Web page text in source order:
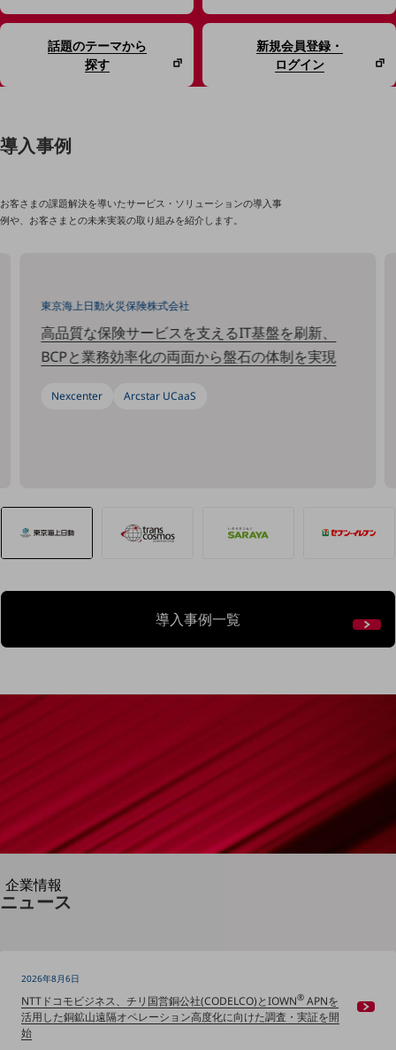
課題やニーズに合ったサービスをご紹介し、
中堅中小企業のビジネスをサポート！
お悩みから見つける
お悩みから見つけるTOP
リモート・ハイブリッドワーク
セキュリティ
業界から見つけるTOP
小売・卸売業
ゲーム感覚で見つける
ビジネスお悩み診断
モバイル・ICTサービスをオンラインで
相談・申し込みができるバーチャルショップ
はじめての方へ
100回線以上のお問い合わせ・お見積りはこちら
別ウィンドウで開きます
企業情報
企業情報TOP
組織
沿革
社長からのご挨拶
話題のテーマから
探す
新規会員登録・
ログイン
導入事例
お客さまの課題解決を導いたサービス・ソリューションの導入事
例や、お客さまとの未来実装の取り組みを紹介します。
東京海上日動火災保険株式会社
高品質な保険サービスを支えるIT基盤を刷新、
BCPと業務効率化の両面から盤石の体制を実現
Nexcenter Arcstar UCaaS
導入事例一覧
ニュース
2026年8月6日
NTTドコモビジネス、チリ国営銅公社(CODELCO)とIOWN® APNを
活用した銅鉱山遠隔オペレーション高度化に向けた調査・実証を開
始